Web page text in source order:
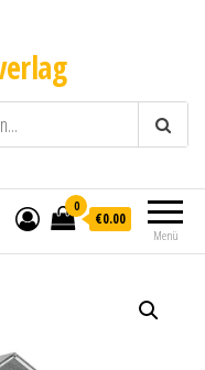
Menü
0
€0.00